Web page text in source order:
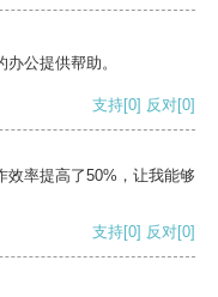
公提供帮助。
支持[0] 反对[0]
效率提高了50%，让我能够
支持[0] 反对[0]